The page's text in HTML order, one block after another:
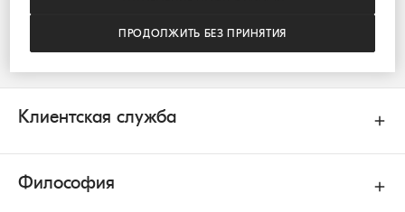
Клиентская служба
Философия
ПРОДОЛЖИТЬ БЕЗ ПРИНЯТИЯ